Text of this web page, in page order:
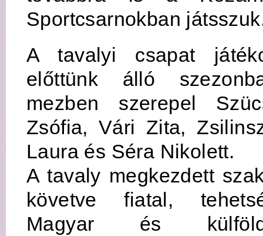
Sportcsarnokban
A tavalyi csapat
előttünk álló
mezben szerepel
Zsófia, Vári Zita,
Laura és Séra Nikolett.
A tavaly megkezdett
követve fiatal,
Magyar és